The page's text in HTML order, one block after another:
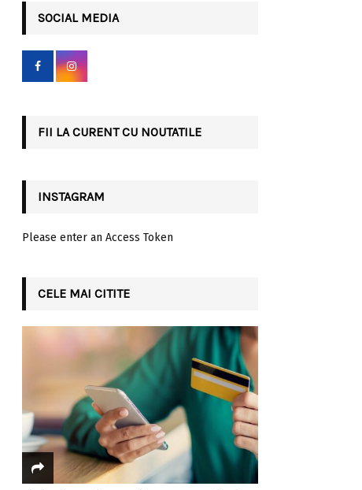
r
SOCIAL MEDIA
FII LA CURENT CU NOUTATILE
INSTAGRAM
Please enter an Access Token
CELE MAI CITITE